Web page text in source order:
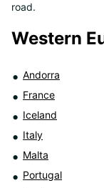
road.
Western
Andorra
France
Iceland
Italy
Malta
Portugal